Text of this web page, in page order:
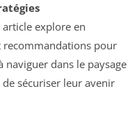
article explore en
pour
dans le paysage
sécuriser leur avenir